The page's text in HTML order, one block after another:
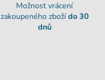
Možnost vrácení
zakoupeného zbožído 30
dnů